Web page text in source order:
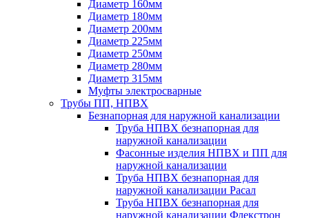
Диаметр 160мм
Диаметр 180мм
Диаметр 200мм
Диаметр 225мм
Диаметр 250мм
Диаметр 280мм
Диаметр 315мм
Муфты электросварные
Трубы ПП, НПВХ
Безнапорная для наружной канализации
Труба НПВХ безнапорная для
наружной канализации
Фасонные изделия НПВХ и ПП для
наружной канализации
Труба НПВХ безнапорная для
наружной канализации Расал
Труба НПВХ безнапорная для
наружной канализации Флекстрон